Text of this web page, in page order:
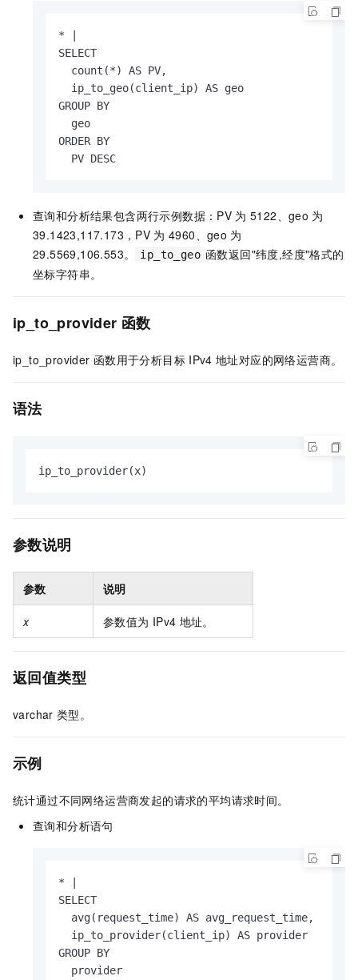
* |
SELECT
  count(*) AS PV,
  ip_to_geo(client_ip) AS geo
GROUP BY
  geo
ORDER BY
  PV DESC
查询和分析结果包含两行示例数据：PV 为 5122、geo 为
39.1423,117.173，PV 为 4960、geo 为
29.5569,106.553。
ip_to_geo 函数返回"纬度,经度"格式的
坐标字符串。
ip_to_provider 函数
ip_to_provider 函数用于分析目标 IPv4 地址对应的网络运营商。
语法
ip_to_provider(x)
参数说明
参数 说明
x 参数值为 IPv4 地址。
返回值类型
varchar 类型。
示例
统计通过不同网络运营商发起的请求的平均请求时间。
查询和分析语句
* |
SELECT
  avg(request_time) AS avg_request_time,
  ip_to_provider(client_ip) AS provider
GROUP BY
  provider